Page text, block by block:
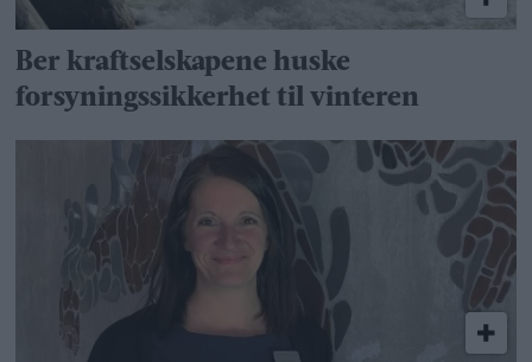
Ber kraftselskapene huske
forsyningssikkerhet til vinteren